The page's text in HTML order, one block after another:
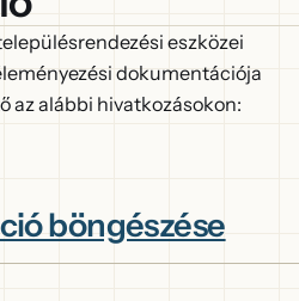
eszközei
dokumentációja
az alábbi hivatkozásokon:
böngészése